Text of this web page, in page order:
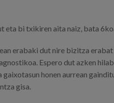
eta bi txikiren aita naiz, bata
erabaki dut nire bizitza
Espero dut azken
honen aurrean
gisa.